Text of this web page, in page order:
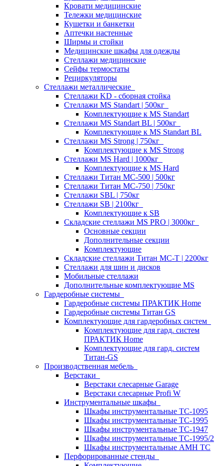
Кровати медицинские
Тележки медицинские
Кушетки и банкетки
Аптечки настенные
Ширмы и стойки
Медицинские шкафы для одежды
Стеллажи медицинские
Сейфы термостаты
Рециркуляторы
Стеллажи металлические
Стеллажи KD - сборная стойка
Стеллажи MS Standart | 500кг
Комплектующие к MS Standart
Стеллажи MS Standart BL | 500кг
Комплектующие к MS Standart BL
Стеллажи MS Strong | 750кг
Комплектующие к MS Strong
Стеллажи MS Hard | 1000кг
Комплектующие к MS Hard
Стеллажи Титан МС-500 | 500кг
Стеллажи Титан МС-750 | 750кг
Стеллажи SBL | 750кг
Стеллажи SB | 2100кг
Комплектующие к SB
Складские стеллажи MS PRO | 3000кг
Основные секции
Дополнительные секции
Комплектующие
Складские стеллажи Титан МС-Т | 2200кг
Стеллажи для шин и дисков
Мобильные стеллажи
Дополнительные комплектующие MS
Гардеробные системы
Гардеробные системы ПРАКТИК Home
Гардеробные системы Титан GS
Комплектующие для гардеробных систем
Комплектующие для гард. систем
ПРАКТИК Home
Комплектующие для гард. систем
Титан-GS
Производственная мебель
Верстаки
Верстаки слесарные Garage
Верстаки слесарные Profi W
Инструментальные шкафы
Шкафы инструментальные TC-1095
Шкафы инструментальные TC-1995
Шкафы инструментальные TC-1947
Шкафы инструментальные TC-1995/2
Шкафы инструментальные AMH TC
Перфорированные стенды